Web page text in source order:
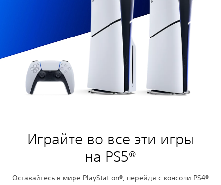
Играйте во все эти игры
на PS5®
Оставайтесь в мире PlayStation®, перейдя с консоли PS4®